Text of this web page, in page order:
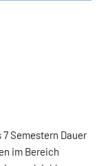
Semestern Dauer
im Bereich